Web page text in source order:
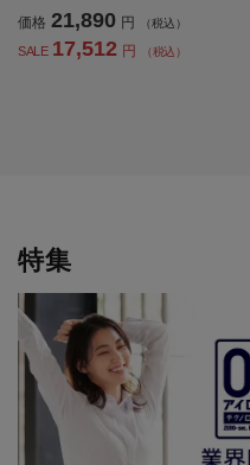
価格 21,890 円 （税込）
SALE 17,512 円 （税込）
特集